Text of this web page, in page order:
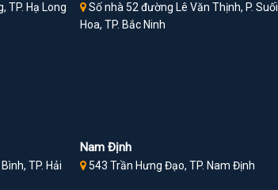
TP. Hạ Long
Số nhà 52 đường Lê Văn Thịnh, P. Suối
Hoa, TP. Bắc Ninh
TP. Hải
Nam Định
543 Trần Hưng Đạo, TP. Nam Định